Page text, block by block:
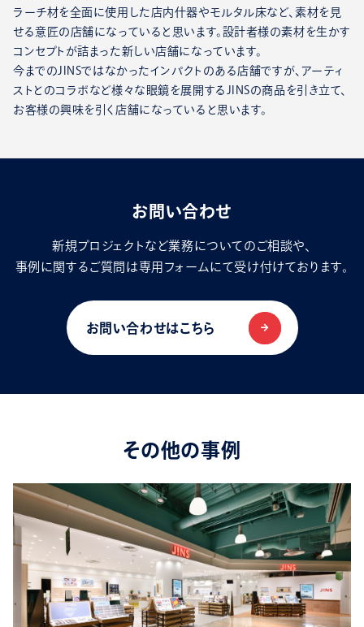
ラーチ材を全面に使用した店内什器やモルタル床など、素材を見
せる意匠の店舗になっていると思います。設計者様の素材を生かす
コンセプトが詰まった新しい店舗になっています。
今までのJINSではなかったインパクトのある店舗ですが、アーティ
ストとのコラボなど様々な眼鏡を展開するJINSの商品を引き立て、
お客様の興味を引く店舗になっていると思います。
お問い合わせ
新規プロジェクトなど業務についてのご相談や、
事例に関するご質問は専用フォームにて受け付けております。
お問い合わせはこちら
その他の事例